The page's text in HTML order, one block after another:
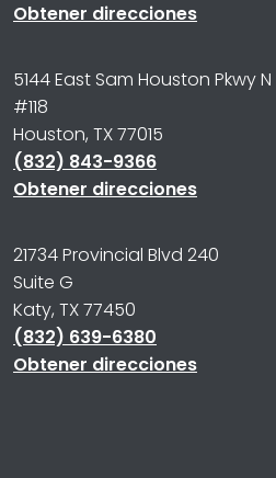
Obtener direcciones
5144 East Sam Houston Pkwy N
#118
Houston, TX 77015
(832) 843-9366
Obtener direcciones
21734 Provincial Blvd 240
Suite G
Katy, TX 77450
(832) 639-6380
Obtener direcciones